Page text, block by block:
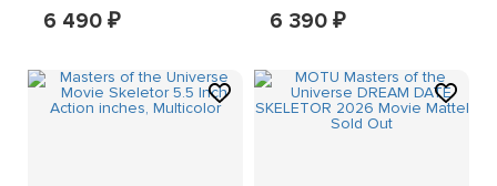
200X Sy-Klone Figure
6 490 ₽
6.5'' Figure
6 390 ₽